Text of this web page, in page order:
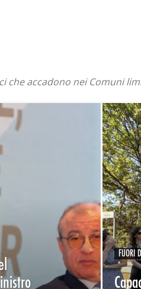
accadono nei Comuni
FUORI